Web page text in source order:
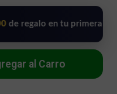
en tu primera compra!
al Carro